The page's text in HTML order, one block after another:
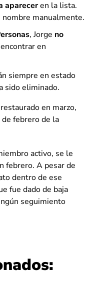
apareceren la lista.
nombre manualmente.
, Jorge no
en
siempre en estado
sido eliminado.
en marzo,
febrero de la
activo, se le
febrero. A pesar de
dentro de ese
fue dado de baja
seguimiento